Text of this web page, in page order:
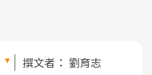
撰文者： 劉育志